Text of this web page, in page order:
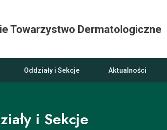
Towarzystwo Dermatologiczne
Oddziały i Sekcje Aktualności
i Sekcje